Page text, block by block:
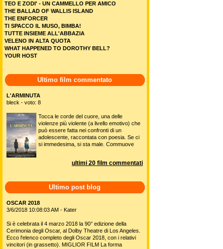
TEO E ZODI' - UN CAMMELLO PER AMICO
THE BALLAD OF WALLIS ISLAND
THE ENFORCER
TI SPACCO IL MUSO, BIMBA!
TUTTE INSIEME ALL'ABBAZIA
VELENO IN ALTA QUOTA
WHAT HAPPENED TO DOROTHY BELL?
YOUR HOST
Ultimo film commentato
L'ARMINUTA
bleck - voto: 8
Tocca le corde del cuore, una delle
violenze più violente (a livello emotivo) che
può essere fatta nei confronti di un
adolescente, raccontata con poesia. Se ci
si immedesima, si sta male. Commuove
ultimi 20 film commentati
Ultimo post blog
OSCAR 2018
3/6/2018 10:08:03 AM - Kater
Si è celebrata il 4 marzo 2018 la 90° edizione della
Cerimonia degli Oscar, al Dolby Theatre di Los Angeles.
Ecco l'elenco completo degli Oscar 2018, con i relativi
vincitori (in grassetto). MIGLIOR FILM La forma